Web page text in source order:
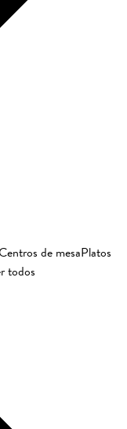
de mesaPlatos
todos